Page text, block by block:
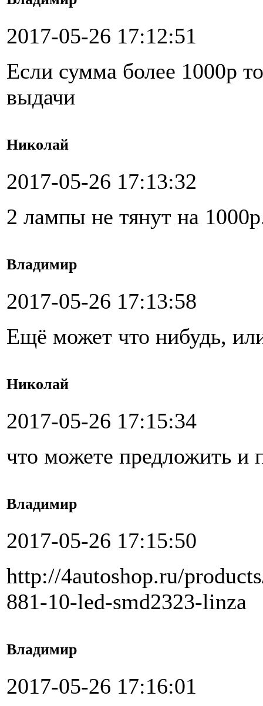
2017-05-26 17:12:51
Если сумма более 1000р
выдачи
Николай
2017-05-26 17:13:32
2 лампы не тянут на
Владимир
2017-05-26 17:13:58
Ещё может что нибудь,
Николай
2017-05-26 17:15:34
что можете предложить и
Владимир
2017-05-26 17:15:50
http://4autoshop.ru/
881-10-led-smd2323-linza
Владимир
2017-05-26 17:16:01